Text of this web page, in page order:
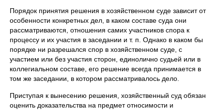
Порядок принятия решения в хозяйственном суде зависит от
особенности конкретных дел, в каком составе суда они
рассматриваются, отношения самих участников спора к
процессу и их участия в заседании и т. п. Однако в каком бы
порядке ни разрешался спор в хозяйственном суде, с
участием или без участия сторон, единолично судьей или в
коллегиальном составе, его решение всегда принимается в
том же заседании, в котором рассматривалось дело.
Приступая к вынесению решения, хозяйственный суд обязан
оценить доказательства на предмет относимости и